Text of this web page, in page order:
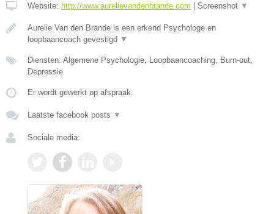
Website: http://www.aurelievandenbrande.com | Screenshot ▼
Aurelie Van den Brande is een erkend Psychologe en
loopbaancoach gevestigd ▼
Diensten: Algemene Psychologie, Loopbaancoaching, Burn-out,
Depressie
Er wordt gewerkt op afspraak.
Laatste facebook posts ▼
Sociale media: